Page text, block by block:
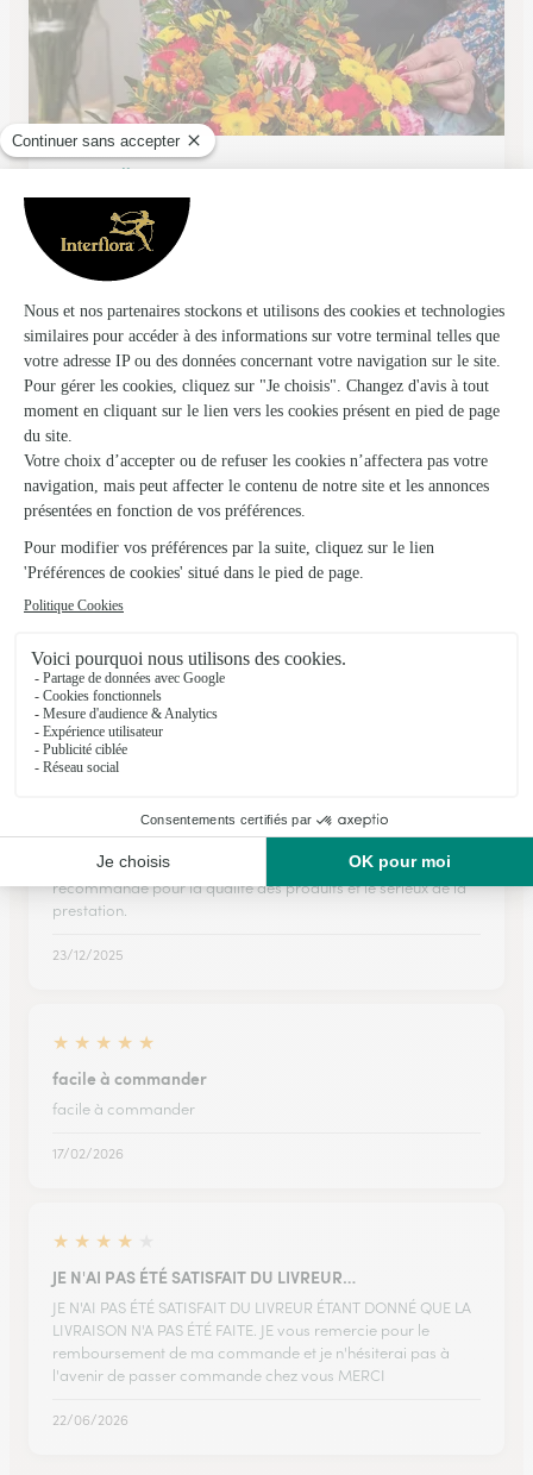
Aux Camelias
★★★★4.8 (88)
4 B rue Tristan Bernard
Voir la boutique
Ils ont fait livrer des fleurs ou une plante à
Montbozon
★ ★ ★ ★ ★
Qualité produits et relation client au…
19/01/2026
★ ★ ★ ★
Une livraison conforme à la…
Une livraison conforme à la programmation et un emballage
impeccable pour protéger la plante commandée. Je
recommande pour la qualité des produits et le sérieux de la
prestation.
23/12/2025
★ ★ ★ ★ ★
facile à commander
facile à commander
17/02/2026
★ ★ ★ ★
JE N'AI PAS ÉTÉ SATISFAIT DU LIVREUR…
JE N'AI PAS ÉTÉ SATISFAIT DU LIVREUR ÉTANT DONNÉ QUE LA
LIVRAISON N'A PAS ÉTÉ FAITE. JE vous remercie pour le
remboursement de ma commande et je n'hésiterai pas à
l'avenir de passer commande chez vous MERCI
22/06/2026